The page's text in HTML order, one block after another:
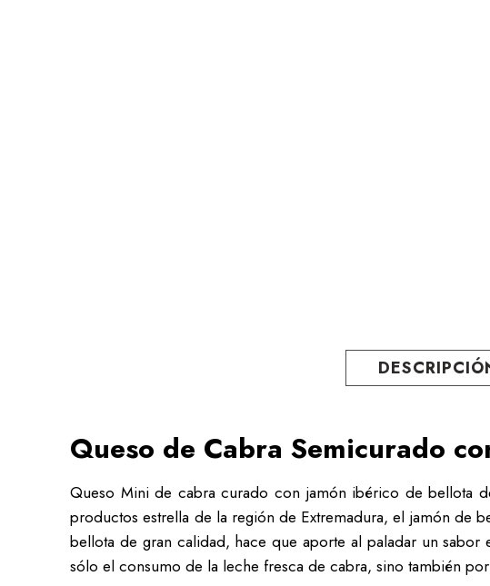
Queso de Cabra Semicurado
Queso Mini de cabra curado con jamón ibérico de bellota
productos estrella de la región de Extremadura, el jamón de
bellota de gran calidad, hace que aporte al paladar un
sólo el consumo de la leche fresca de cabra, sino también